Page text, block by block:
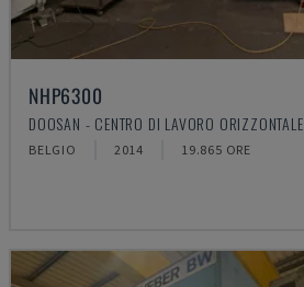
NHP6300
DOOSAN - CENTRO DI LAVORO ORIZZONTALE
BELGIO 2014 19.865 ORE